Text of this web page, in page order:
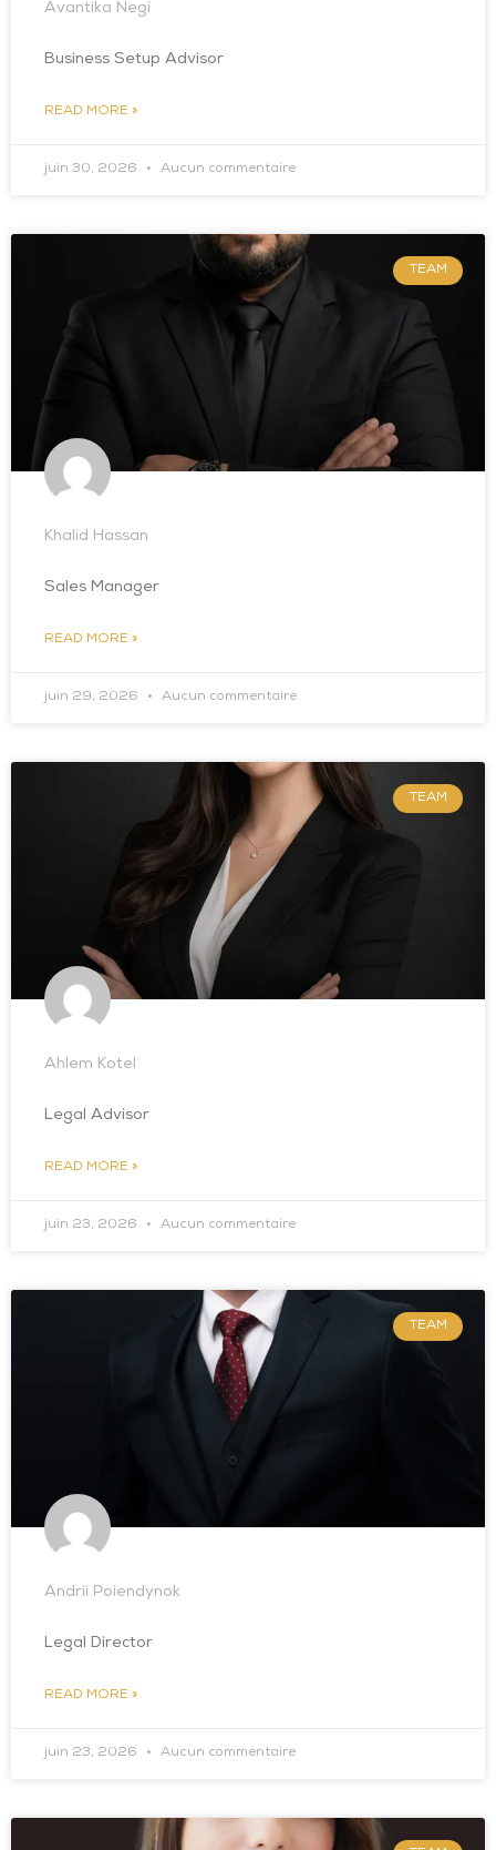
Avantika Negi
Business Setup Advisor
READ MORE »
juin 30, 2026 Aucun commentaire
TEAM
Khalid Hassan
Sales Manager
READ MORE »
juin 29, 2026 Aucun commentaire
TEAM
Ahlem Kotel
Legal Advisor
READ MORE »
juin 23, 2026 Aucun commentaire
TEAM
Andrii Poiendynok
Legal Director
READ MORE »
juin 23, 2026 Aucun commentaire